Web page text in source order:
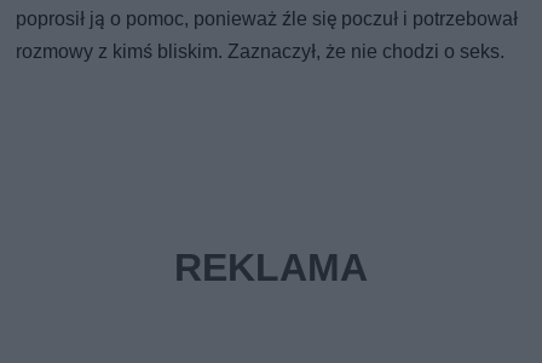
poprosił ją o pomoc, ponieważ źle się poczuł i potrzebował
rozmowy z kimś bliskim. Zaznaczył, że nie chodzi o seks.